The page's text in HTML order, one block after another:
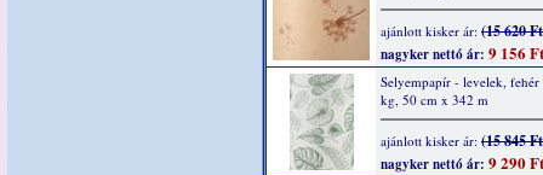
ajánlott kisker ár: (15 620
nagyker nettó ár: 9 156 Ft
Selyempapír - levelek,
kg, 50 cm x 342 m
ajánlott kisker ár: (15 845
nagyker nettó ár: 9 290 Ft